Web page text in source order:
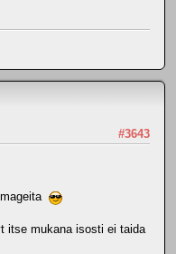
#3643
itse mukana isosti ei taida